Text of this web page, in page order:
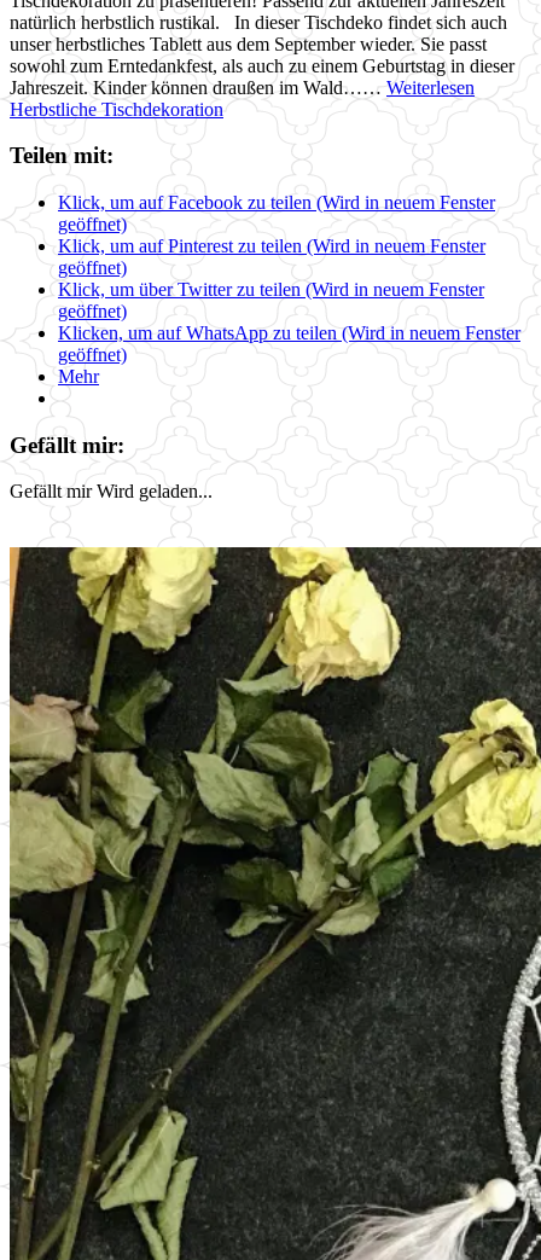
natürlich herbstlich rustikal. In dieser Tischdeko findet sich auch
unser herbstliches Tablett aus dem September wieder. Sie passt
sowohl zum Erntedankfest, als auch zu einem Geburtstag in dieser
Jahreszeit. Kinder können draußen im Wald……Weiterlesen
Herbstliche Tischdekoration
Teilen mit:
Klick, um auf Facebook zu teilen (Wird in neuem Fenster
geöffnet)
Klick, um auf Pinterest zu teilen (Wird in neuem Fenster
geöffnet)
Klick, um über Twitter zu teilen (Wird in neuem Fenster
geöffnet)
Klicken, um auf WhatsApp zu teilen (Wird in neuem Fenster
geöffnet)
Mehr
Gefällt mir:
Gefällt mir Wird geladen...